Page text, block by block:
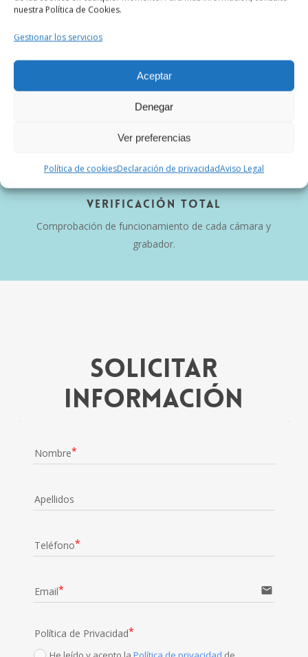
nuestra Política de Cookies.
Gestionar los servicios
Aceptar
Denegar
Ver preferencias
Política de cookiesDeclaración de privacidadAviso Legal
Lentes, sensores y carcasas en perfecto estado.
Firmware Actualizado
Verificación Total
Comprobación de funcionamiento de cada cámara y
grabador.
Solicitar
información
Nombre
Apellidos
Teléfono
Email email
Política de Privacidad